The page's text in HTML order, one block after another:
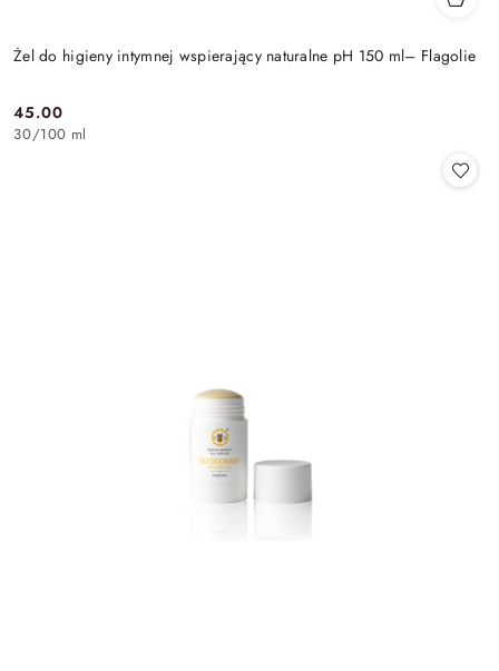
Żel do higieny intymnej wspierający naturalne pH 150 ml– Flagolie
Cena:
45.00
30/100 ml